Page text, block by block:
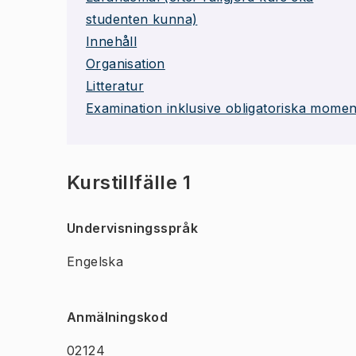
studenten kunna)
Innehåll
Organisation
Litteratur
Examination inklusive obligatoriska
Kurstillfälle 1
Undervisningsspråk
Engelska
Anmälningskod
02124